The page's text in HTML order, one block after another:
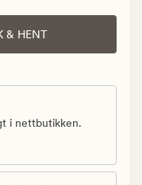
& HENT
i nettbutikken.